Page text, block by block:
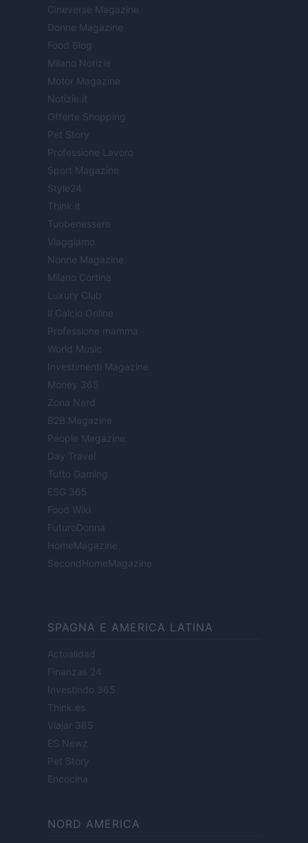
Cineverse Magazine
Donne Magazine
Food Blog
Milano Notizie
Motor Magazine
Notizie.it
Offerte Shopping
Pet Story
Professione Lavoro
Sport Magazine
Style24
Think.it
Tuobenessere
Viaggiamo
Nonne Magazine
Milano Cortina
Luxury Club
Il Calcio Online
Professione mamma
World Music
Investimenti Magazine
Money 365
Zona Nerd
B2B Magazine
People Magazine
Day Travel
Tutto Gaming
ESG 365
Food Wiki
FuturoDonna
HomeMagazine
SecondHomeMagazine
SPAGNA E AMERICA LATINA
Actualidad
Finanzas 24
Investindo 365
Think.es
Viajar 365
ES Newz
Pet Story
Encocina
NORD AMERICA